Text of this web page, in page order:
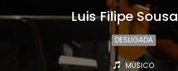
Luis Filipe Sousa
DESLIGADA
MÚSICO